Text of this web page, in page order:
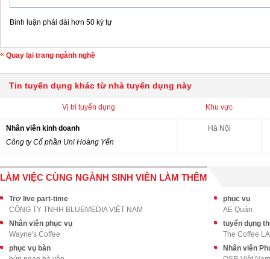
Bình luận phải dài hơn 50 ký tự
Quay lại trang ngành nghề
Tin tuyển dụng khác từ nhà tuyển dụng này
Vị trí tuyển dụng Khu vực
Nhân viên kinh doanh
Công ty Cổ phần Uni Hoàng Yến
Hà Nội
LÀM VIỆC CÙNG NGÀNH SINH VIÊN LÀM THÊM
Trợ live part-time
CÔNG TY TNHH BLUEMEDIA VIỆT NAM
phục vụ
AE Quán
Nhân viên phục vụ
Wayne's Coffee
tuyển dụng
The Coffee
phục vụ bàn
Nhân viên